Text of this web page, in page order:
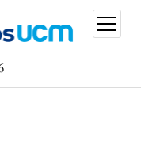
open
menu